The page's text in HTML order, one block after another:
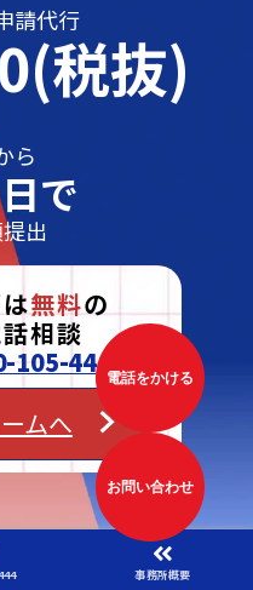
電話をかける
お問い合わせ
請代行
税抜)
ら
で
出
無料の
相談
105-444
ムへ
事務所概要